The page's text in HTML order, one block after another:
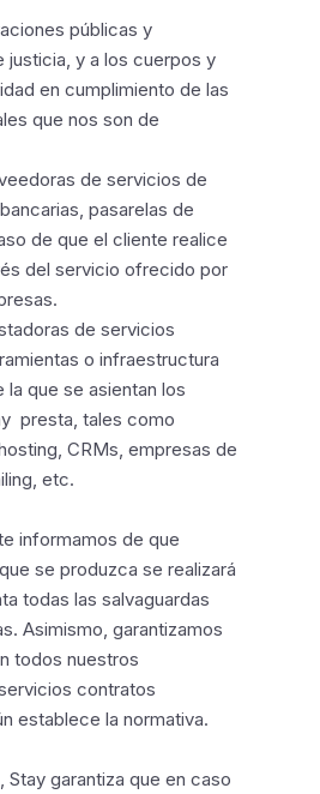
públicas y
justicia, y a los cuerpos y
en cumplimiento de las
que nos son de
de servicios de
pasarelas de
de que el cliente realice
del servicio ofrecido por
de servicios
o infraestructura
que se asientan los
presta, tales como
CRMs, empresas de
etc.
informamos de que
se produzca se realizará
todas las salvaguardas
Asimismo, garantizamos
todos nuestros
contratos
establece la normativa.
Stay garantiza que en caso